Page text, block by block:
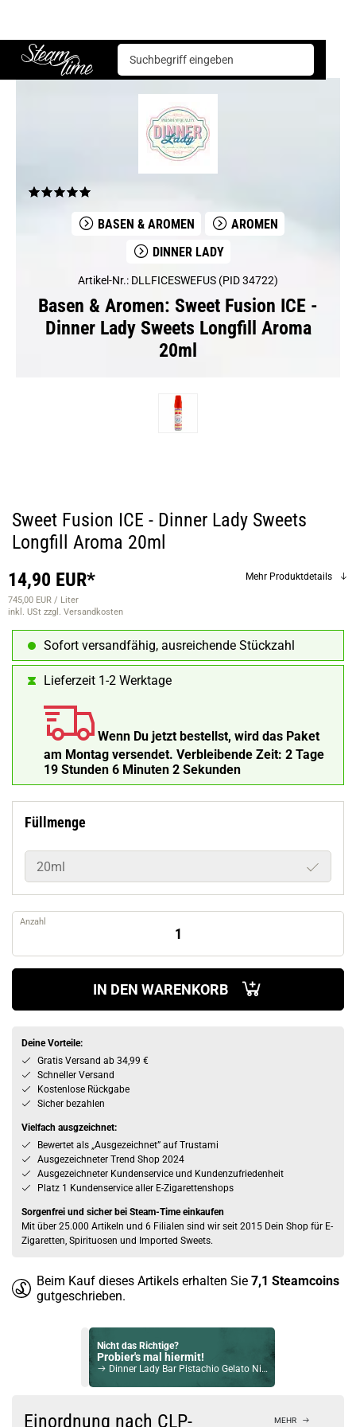
Steam time
Basen & Aromen Aromen Dinner Lady
BASEN & AROMEN
AROMEN
DINNER LADY
Artikel-Nr.: DLLFICESWEFUS (PID 34722)
Basen & Aromen: Sweet Fusion ICE -
Dinner Lady Sweets Longfill Aroma
20ml
Sweet Fusion ICE - Dinner Lady Sweets
Longfill Aroma 20ml
14,90 EUR*
745,00 EUR / Liter
inkl. USt zzgl. Versandkosten
Mehr Produktdetails
Sofort versandfähig, ausreichende Stückzahl
Lieferzeit 1-2 Werktage
Wenn Du jetzt bestellst, wird das Paket
am Montag versendet. Verbleibende Zeit: 2 Tage
19 Stunden 6 Minuten 1 Sekunde
Füllmenge
20ml
Anzahl
IN DEN WARENKORB
Deine Vorteile:
Gratis Versand ab 34,99 €
Schneller Versand
Kostenlose Rückgabe
Sicher bezahlen
Vielfach ausgzeichnet:
Bewertet als „Ausgezeichnet” auf Trustami
Ausgezeichneter Trend Shop 2024
Ausgezeichneter Kundenservice und Kundenzufriedenheit
Platz 1 Kundenservice aller E-Zigarettenshops
Sorgenfrei und sicher bei Steam-Time einkaufen
Mit über 25.000 Artikeln und 6 Filialen sind wir seit 2015 Dein Shop für E-
Zigaretten, Spirituosen und Imported Sweets.
Beim Kauf dieses Artikels erhalten Sie 7,1 Steamcoins
gutgeschrieben.
Nicht das Richtige?
Probier's mal hiermit!
Dinner Lady Bar Pistachio Gelato NicSalt Liquid 10ml / 10mg
Check das mal!
Einordnung nach CLP-
MEHR